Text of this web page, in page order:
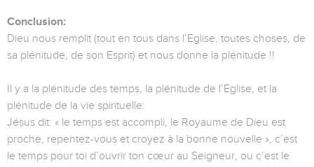
Conclusion:
Dieu nous remplit (tout en tous dans l’Eglise, toutes choses, de
sa plénitude, de son Esprit) et nous donne la plénitude !!
Il y a la plénitude des temps, la plénitude de l’Eglise, et la
plénitude de la vie spirituelle:
Jésus dit: « le temps est accompli, le Royaume de Dieu est
proche, repentez-vous et croyez à la bonne nouvelle », c’est
le temps pour toi d’ouvrir ton cœur au Seigneur, ou c’est le